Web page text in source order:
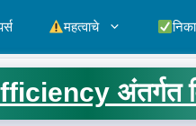
महत्वाचे
अंतर्गत